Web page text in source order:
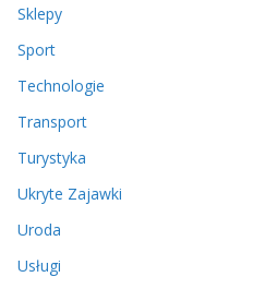
Sklepy
Sport
Technologie
Transport
Turystyka
Ukryte Zajawki
Uroda
Usługi